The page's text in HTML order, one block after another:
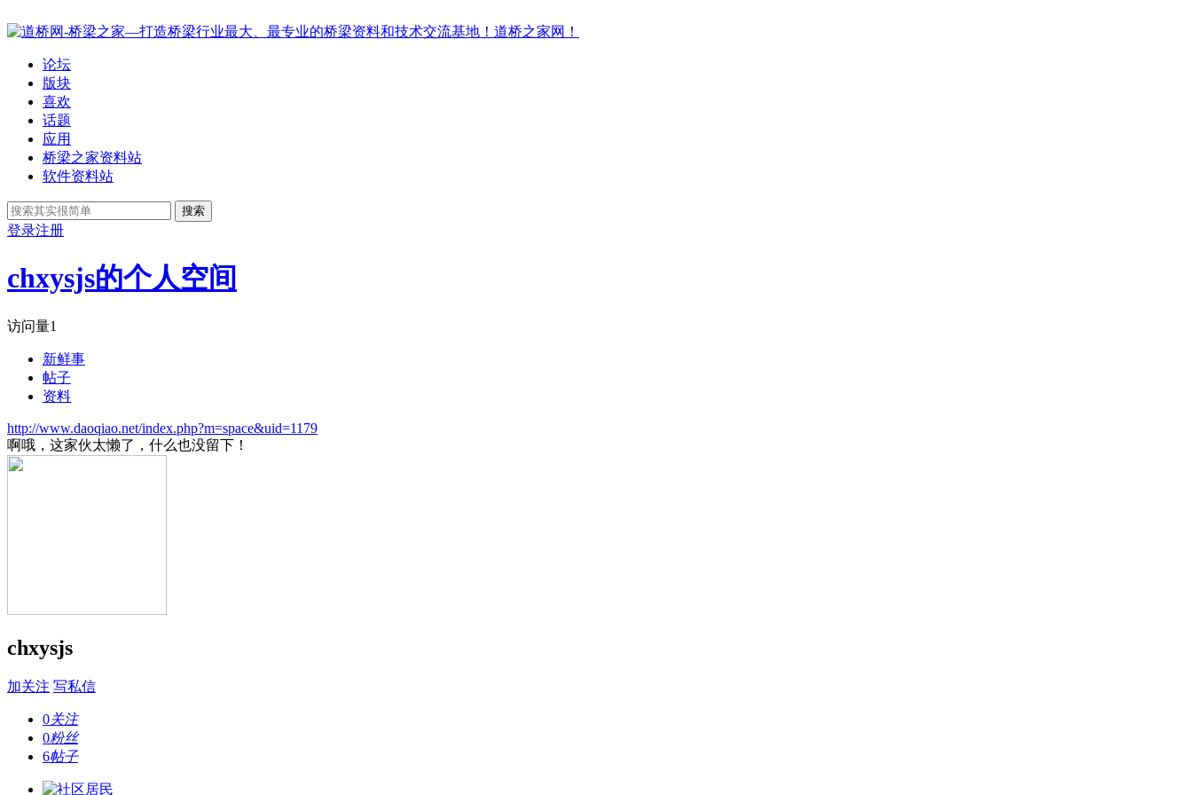
论坛
版块
喜欢
话题
应用
桥梁之家资料站
软件资料站
搜索
登录注册
chxysjs的个人空间
访问量1
新鲜事
帖子
资料
http://www.daoqiao.net/index.php?m=space&uid=1179
啊哦，这家伙太懒了，什么也没留下！
chxysjs
加关注 写私信
0关注
0粉丝
6帖子